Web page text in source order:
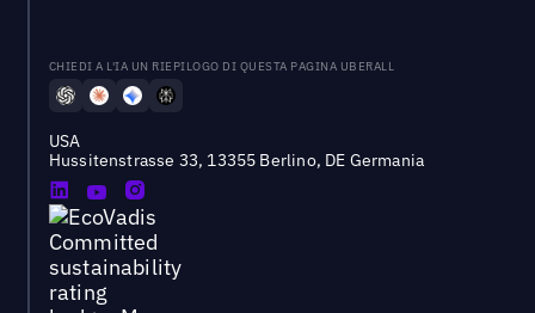
CHIEDI A L'IA UN RIEPILOGO DI QUESTA PAGINA UBERALL
USA
Hussitenstrasse 33, 13355 Berlino, DE Germania